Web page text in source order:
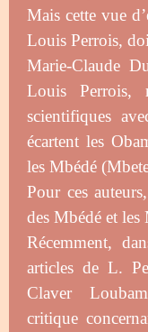
Mais cette vue
Louis Perrois,
Marie-Claude
Louis Perrois,
scientifiques
écartent les
les Mbédé
Pour ces
des Mbédé et les
Récemment,
articles de L.
Claver
critique